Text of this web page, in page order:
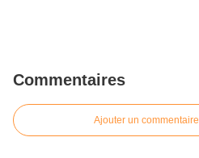
Commentaires
Ajouter un commentaire